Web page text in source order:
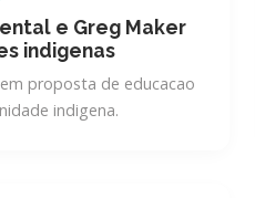
e Greg Maker
indigenas
proposta de educacao
indigena.